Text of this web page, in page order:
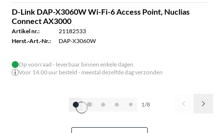
D-Link DAP-X3060W Wi-Fi-6 Access Point, Nuclias
Connect AX3000
Artikel nr.:
21182533
Herst.-Art.-Nr.:
DAP-X3060W
Op voorraad - leverbaar binnen enkele dagen
Voor 14.00 uur besteld - meestal dezelfde dag verzonden
1/8